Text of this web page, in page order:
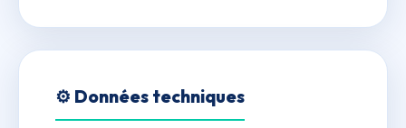
⚙️ Données techniques